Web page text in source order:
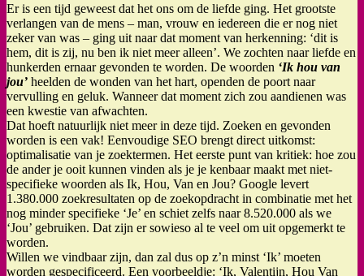
Er is een tijd geweest dat het ons om de liefde ging. Het grootste
verlangen van de mens – man, vrouw en iedereen die er nog niet
zeker van was – ging uit naar dat moment van herkenning: ‘dit is
hem, dit is zij, nu ben ik niet meer alleen’. We zochten naar liefde en
hunkerden ernaar gevonden te worden. De woorden ‘Ik hou van
jou’ heelden de wonden van het hart, openden de poort naar
vervulling en geluk. Wanneer dat moment zich zou aandienen was
een kwestie van afwachten.
Dat hoeft natuurlijk niet meer in deze tijd. Zoeken en gevonden
worden is een vak! Eenvoudige SEO brengt direct uitkomst:
optimalisatie van je zoektermen. Het eerste punt van kritiek: hoe zou
de ander je ooit kunnen vinden als je je kenbaar maakt met niet-
specifieke woorden als Ik, Hou, Van en Jou? Google levert
1.380.000 zoekresultaten op de zoekopdracht in combinatie met het
nog minder specifieke ‘Je’ en schiet zelfs naar 8.520.000 als we
‘Jou’ gebruiken. Dat zijn er sowieso al te veel om uit opgemerkt te
worden.
Willen we vindbaar zijn, dan zal dus op z’n minst ‘Ik’ moeten
worden gespecificeerd. Een voorbeeldje: ‘Ik, Valentijn, Hou Van